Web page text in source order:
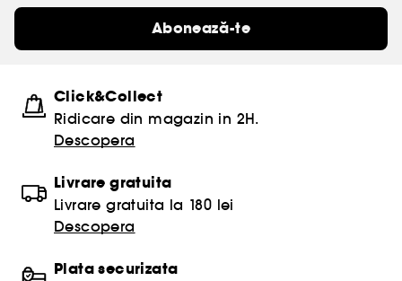
Abonează-te
Click&Collect
Ridicare din magazin in 2H.
Descopera
Livrare gratuita
Livrare gratuita la 180 lei
Descopera
Plata securizata